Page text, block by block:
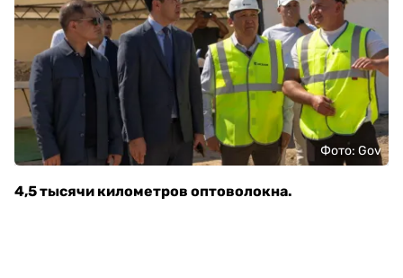
Фото: Gov
4,5 тысячи километров оптоволокна.